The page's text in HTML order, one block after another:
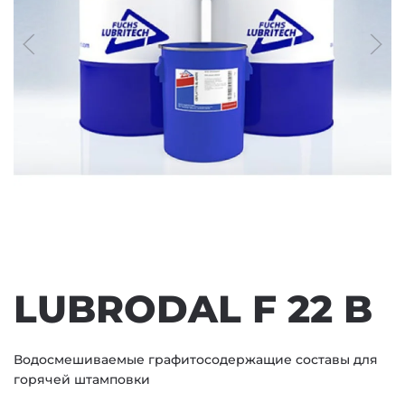
LUBRODAL F 22 B
Водосмешиваемые графитосодержащие составы для
горячей штамповки